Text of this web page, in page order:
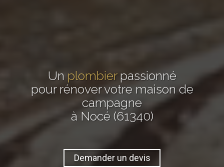
Un plombierpassionné
pour rénover votre maison de
campagne
à Nocé (61340)
Demander un devis